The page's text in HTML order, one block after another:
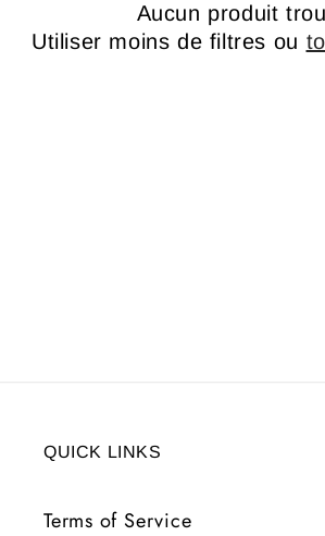
Aucun produit
Utiliser moins de filtres ou
QUICK LINKS
Terms of Service